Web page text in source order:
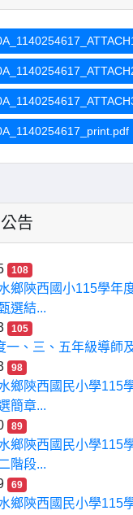
告
108
鄉陝西國小115學年
選結...
105
一、三、五年級導師
98
鄉陝西國民小學115
簡章...
89
鄉陝西國民小學115
階段...
69
鄉陝西國民小學115